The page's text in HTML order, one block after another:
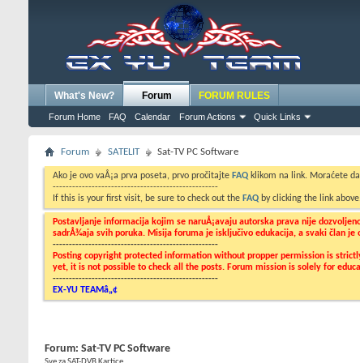
What's New? Forum
Forum Home FAQ Calendar Forum Actions Quick Links
FORUM RULES
Forum SATELIT Sat-TV PC Software
Ako je ovo vaÅ¡a prva poseta, prvo pročitajte FAQ klikom na link. Moraćete
---------------------------------------------------
If this is your first visit, be sure to check out the FAQ by clicking the link
Postavljanje informacija kojim se naruÅ¡avaju autorska prava nije
sadrÅ¾aja svih poruka. Misija foruma je isključivo edukacija, a svaki član
---------------------------------------------------
Posting copyright protected information without propper permission is
yet, it is not possible to check all the posts. Forum mission is solely for
---------------------------------------------------
EX-YU TEAMâ„¢
Forum: Sat-TV PC Software